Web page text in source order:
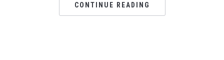
CONTINUE READING